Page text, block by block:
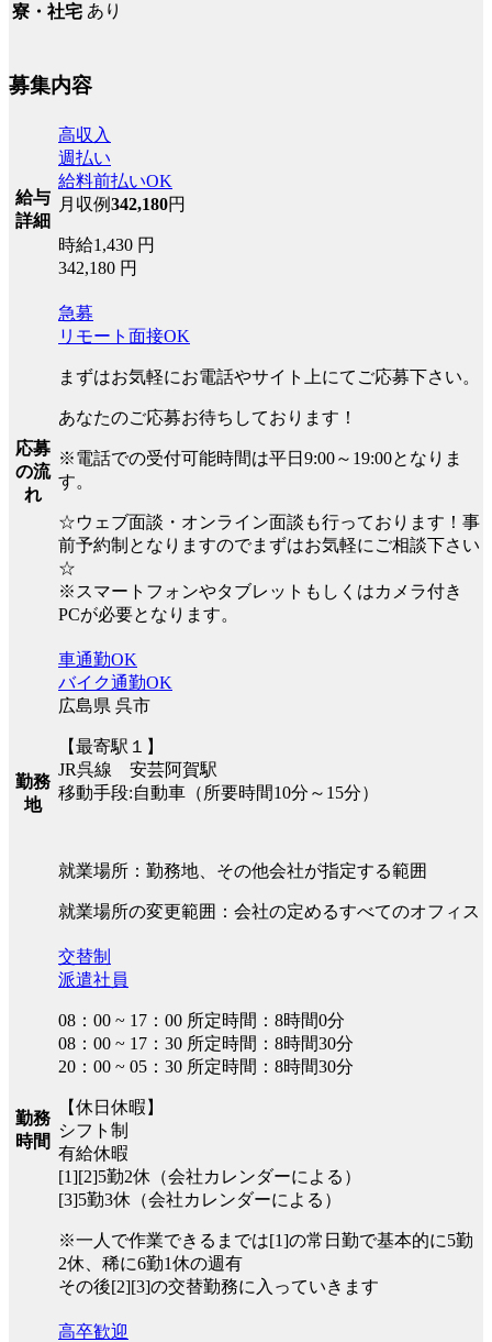
寮・社宅 あり
募集内容
給与
詳細
高収入
週払い
給料前払いOK
月収例342,180円
時給1,430 円
342,180 円
応募
の流
れ
急募
リモート面接OK
まずはお気軽にお電話やサイト上にてご応募下さい。
あなたのご応募お待ちしております！
※電話での受付可能時間は平日9:00～19:00となりま
す。
☆ウェブ面談・オンライン面談も行っております！事
前予約制となりますのでまずはお気軽にご相談下さい
☆
※スマートフォンやタブレットもしくはカメラ付き
PCが必要となります。
勤務
地
車通勤OK
バイク通勤OK
広島県 呉市
【最寄駅１】
JR呉線 安芸阿賀駅
移動手段:自動車（所要時間10分～15分）
就業場所：勤務地、その他会社が指定する範囲
就業場所の変更範囲：会社の定めるすべてのオフィス
勤務
時間
交替制
派遣社員
08：00 ~ 17：00 所定時間：8時間0分
08：00 ~ 17：30 所定時間：8時間30分
20：00 ~ 05：30 所定時間：8時間30分
【休日休暇】
シフト制
有給休暇
[1][2]5勤2休（会社カレンダーによる）
[3]5勤3休（会社カレンダーによる）
※一人で作業できるまでは[1]の常日勤で基本的に5勤
2休、稀に6勤1休の週有
その後[2][3]の交替勤務に入っていきます
高卒歓迎